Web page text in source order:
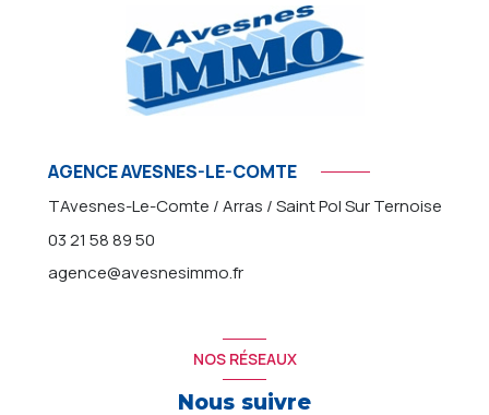
AGENCE AVESNES-LE-COMTE
TAvesnes-Le-Comte / Arras / Saint Pol Sur Ternoise
03 21 58 89 50
agence@avesnesimmo.fr
NOS RÉSEAUX
Nous suivre